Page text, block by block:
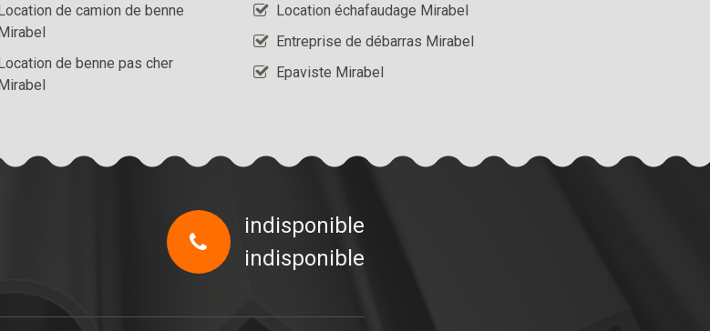
de camion de benne
de benne pas cher
Location échafaudage Mirabel
Entreprise de débarras Mirabel
Epaviste Mirabel
indisponible
indisponible